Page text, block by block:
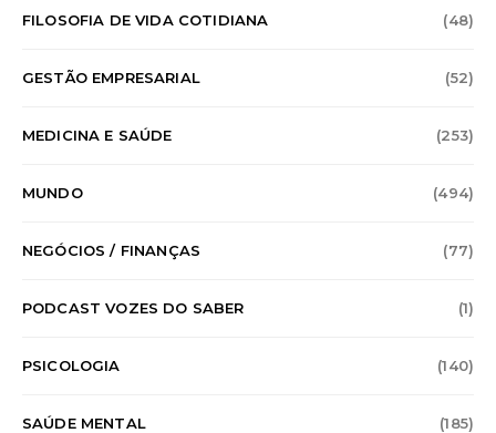
FILOSOFIA DE VIDA COTIDIANA (48)
GESTÃO EMPRESARIAL (52)
MEDICINA E SAÚDE (253)
MUNDO (494)
NEGÓCIOS / FINANÇAS (77)
PODCAST VOZES DO SABER (1)
PSICOLOGIA (140)
SAÚDE MENTAL (185)